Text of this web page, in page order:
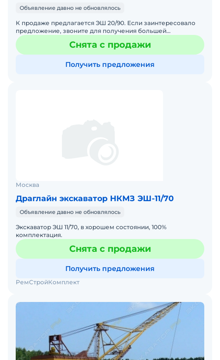
Объявление давно не обновлялось
К продаже предлагается ЭШ 20/90. Если заинтересовало
предложение, звоните для получения большей
информации.
Снята с продажи
Получить предложения
Москва
Драглайн экскаватор НКМЗ ЭШ-11/70
Объявление давно не обновлялось
Экскаватор ЭШ 11/70, в хорошем состоянии, 100%
комплектация.
Снята с продажи
Получить предложения
РемСтройКомплект